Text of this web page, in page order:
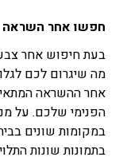
חפשו אחר השראה
בעת חיפוש אחר
מה שיגרום לכם
אחר ההשראה
הפנימי שלכם. על
במקומות שונים
בתמונות שונות